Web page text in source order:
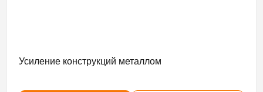
Усиление конструкций металлом